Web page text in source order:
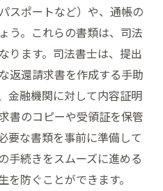
スポートなど）や、通帳の
う。これらの書類は、司法
ります。司法書士は、提出
返還請求書を作成する手助
金融機関に対して内容証明
書のコピーや受領証を保管
要な書類を事前に準備して
手続きをスムーズに進める
を防ぐことができます。